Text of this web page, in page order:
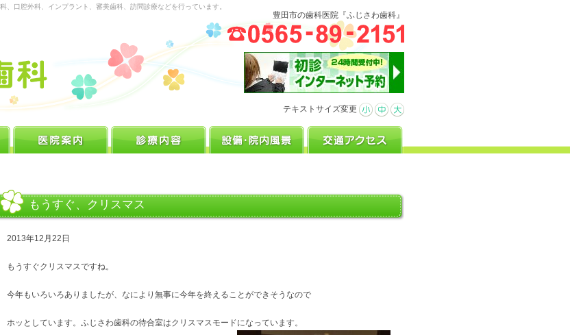
口腔外科、インプラント、審美歯科、訪問診療などを行っています。
豊田市の歯科医院『ふじさわ歯科』
テキストサイズ変更
もうすぐ、クリスマス
2013年12月22日
もうすぐクリスマスですね。
今年もいろいろありましたが、なにより無事に今年を終えることができそうなので
ホッとしています。ふじさわ歯科の待合室はクリスマスモードになっています。